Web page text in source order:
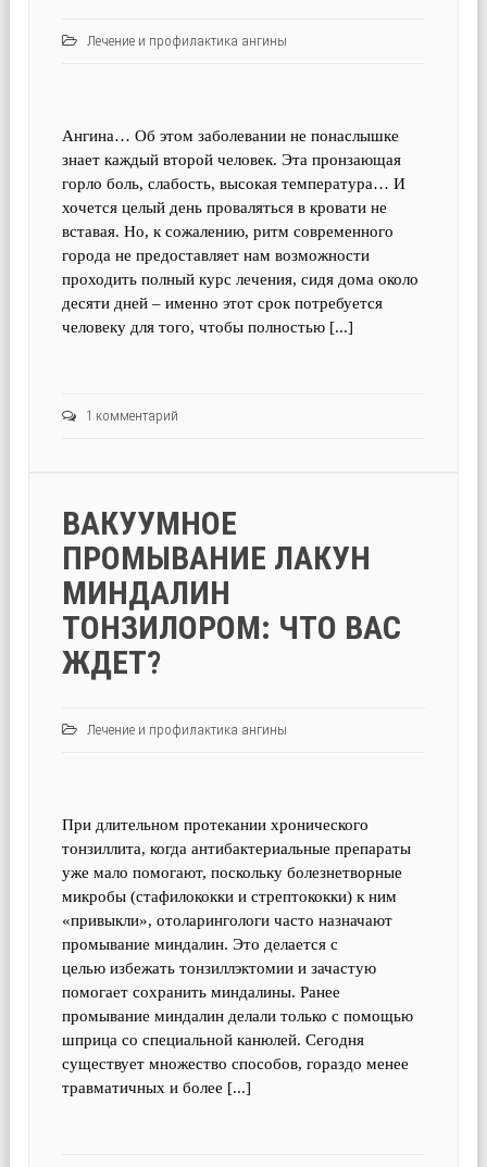
Лечение и профилактика ангины
Ангина… Об этом заболевании не понаслышке
знает каждый второй человек. Эта пронзающая
горло боль, слабость, высокая температура… И
хочется целый день проваляться в кровати не
вставая. Но, к сожалению, ритм современного
города не предоставляет нам возможности
проходить полный курс лечения, сидя дома около
десяти дней – именно этот срок потребуется
человеку для того, чтобы полностью [...]
1 комментарий
ВАКУУМНОЕ
ПРОМЫВАНИЕ ЛАКУН
МИНДАЛИН
ТОНЗИЛОРОМ: ЧТО ВАС
ЖДЕТ?
Лечение и профилактика ангины
При длительном протекании хронического
тонзиллита, когда антибактериальные препараты
уже мало помогают, поскольку болезнетворные
микробы (стафилококки и стрептококки) к ним
«привыкли», отоларингологи часто назначают
промывание миндалин. Это делается с
целью избежать тонзиллэктомии и зачастую
помогает сохранить миндалины. Ранее
промывание миндалин делали только с помощью
шприца со специальной канюлей. Сегодня
существует множество способов, гораздо менее
травматичных и более [...]